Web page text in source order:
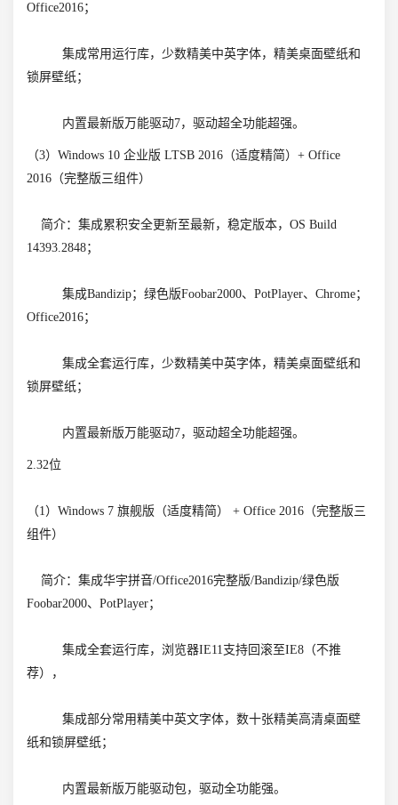
Office2016；
集成常用运行库，少数精美中英字体，精美桌面壁纸和
锁屏壁纸；
内置最新版万能驱动7，驱动超全功能超强。
（3）Windows 10 企业版 LTSB 2016（适度精简）+ Office
2016（完整版三组件）
简介：集成累积安全更新至最新，稳定版本，OS Build
14393.2848；
集成Bandizip；绿色版Foobar2000、PotPlayer、Chrome；
Office2016；
集成全套运行库，少数精美中英字体，精美桌面壁纸和
锁屏壁纸；
内置最新版万能驱动7，驱动超全功能超强。
2.32位
（1）Windows 7 旗舰版（适度精简） + Office 2016（完整版三
组件）
简介：集成华宇拼音/Office2016完整版/Bandizip/绿色版
Foobar2000、PotPlayer；
集成全套运行库，浏览器IE11支持回滚至IE8（不推
荐），
集成部分常用精美中英文字体，数十张精美高清桌面壁
纸和锁屏壁纸；
内置最新版万能驱动包，驱动全功能强。